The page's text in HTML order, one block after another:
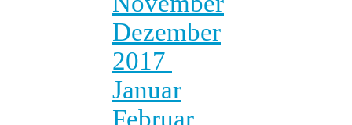
Dezember
2017
Januar
Februar